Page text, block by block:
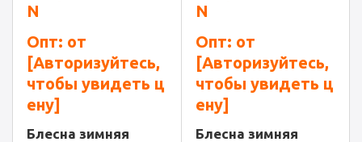
N
Опт: от
[Авторизуйтесь,
чтобы увидеть ц
ену]
Блесна зимняя
N
Опт: от
[Авторизуйтесь,
чтобы увидеть ц
ену]
Блесна зимняя